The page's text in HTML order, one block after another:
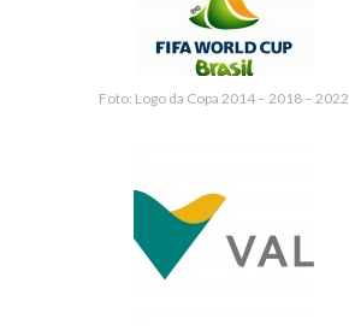
Foto: Logo da Copa 2014 – 2018 – 2022